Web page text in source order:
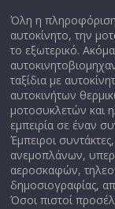
Όλη η
αυτοκίνητο, την
το εξωτερικό.
ταξίδια με
αυτοκινήτων
μοτοσυκλετών και
εμπειρία σε έναν
Έμπειροι
ανεμοπλάνων,
αεροσκαφών,
δημοσιογραφίας,
Όσοι πιστοί